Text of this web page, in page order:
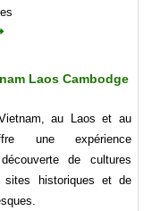
Laos Cambodge
au Laos et au
une expérience
de cultures
sites historiques et de